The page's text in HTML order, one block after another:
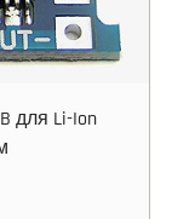
для Li-Ion